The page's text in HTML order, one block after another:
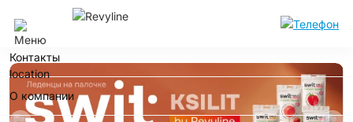
Екатеринбург
Контакты
О компании